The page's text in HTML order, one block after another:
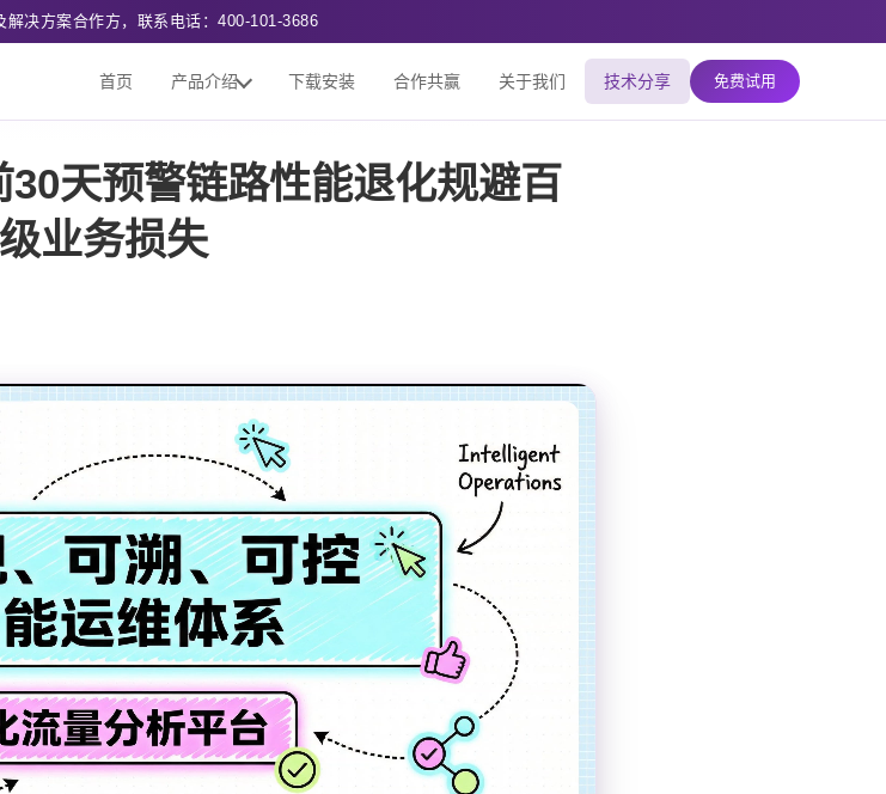
解决方案合作方，联系电话：400-101-3686
首页 产品介绍 下载安装 合作共赢 关于我们 技术分享 免费试用
天预警链路性能退化规避百
业务损失